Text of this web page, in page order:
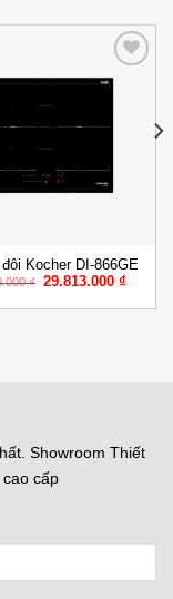
Kocher DI-866GE
₫ Giá
là:
29.813.000₫
tại
Showroom Thiết
cấp